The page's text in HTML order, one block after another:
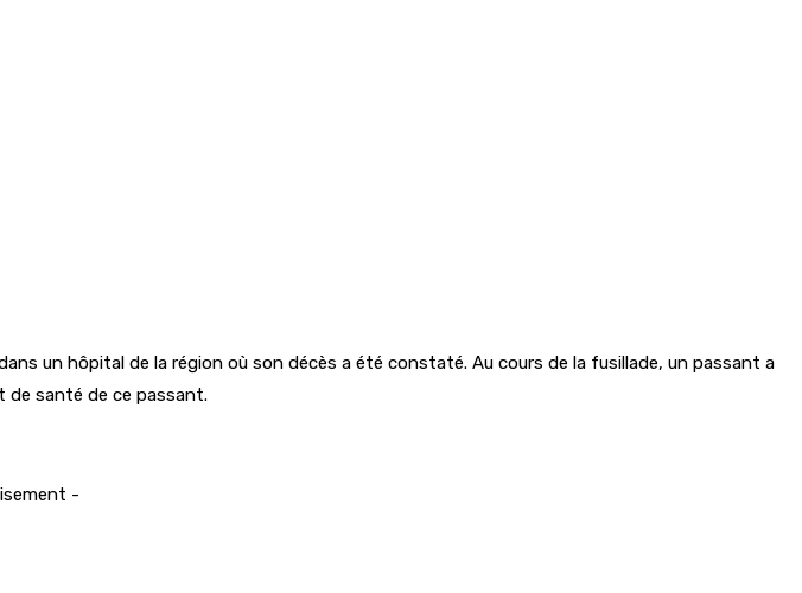
un hôpital de la région où son décès a été constaté. Au cours de la fusillade, un passant a
de santé de ce passant.
-